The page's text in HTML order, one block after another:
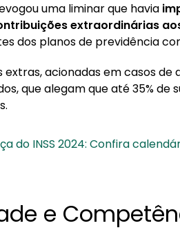
uma liminar que havia
extraordinárias
dos planos de previdência
extras, acionadas em casos
que alegam que até 35%
do INSS 2024: Confira
e